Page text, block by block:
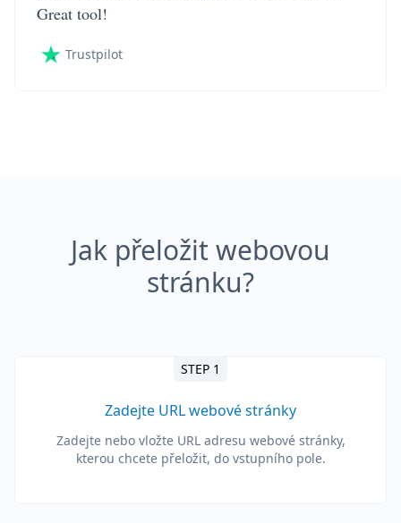
Great tool!
Trustpilot
Jak přeložit webovou
stránku?
STEP 1
Zadejte URL webové stránky
Zadejte nebo vložte URL adresu webové stránky,
kterou chcete přeložit, do vstupního pole.